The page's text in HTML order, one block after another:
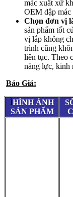
mác xuất xứ
OEM dập
Chọn đơn vị
sản phẩm tốt
vị lắp không
trình cũng
liên tục. Theo
năng lực, kinh
Báo Giá:
ÌHÌNH ẢNH
SẢN PHẨM